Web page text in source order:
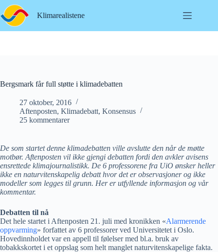
Hopp
til
innholdet
Klimarealistene
Bergsmark får full støtte i klimadebatten
27 oktober, 2016
Aftenposten, Klimadebatt, Konsensus
25 kommentarer
De som startet denne klimadebatten ville avslutte den når de møtte
motbør. Aftenposten vil ikke gjengi debatten fordi den avkler avisens
ensrettede klimajournalistikk. De 6 professorene fra UiO ønsker heller
ikke en naturvitenskapelig debatt hvor det er observasjoner og ikke
modeller som legges til grunn. Her er utfyllende informasjon og vår
kommentar.
Debatten til nå
Det hele startet i Aftenposten 21. juli med kronikken «Alarmerende
oppvarming» forfattet av 6 professorer ved Universitetet i Oslo.
Hovedinnholdet var en appell til følelser med bl.a. bruk av
tobakkskortet i et oppslag som helt manglet naturvitenskapelige fakta.